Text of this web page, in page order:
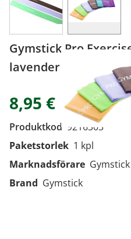
Gymstick Pro
lavender 1 kpl
8,95 €
Produktkod 9216303
Paketstorlek 1 kpl
Marknadsförare
Brand Gymstick